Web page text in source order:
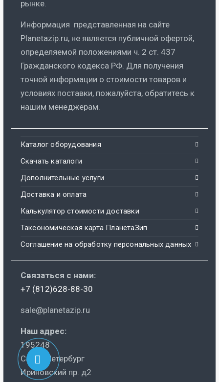
рынке.
Информация представленная на сайте
Planetazip.ru, не является публичной офертой,
определяемой положениями ч. 2 ст. 437
Гражданского кодекса РФ. Для получения
точной информации о стоимости товаров и
условиях поставки, пожалуйста, обратитесь к
нашим менеджерам.
Каталог оборудования
Скачать каталоги
Дополнительные услуги
Доставка и оплата
Калькулятор стоимости доставки
Таксономическая карта ПланетаЗип
Соглашение на обработку персональных данных
Связаться с нами:
+7 (812)628-88-30
sale@planetazip.ru
Наш адрес:
195248
Санкт-Петербург
Ириновский пр. д2